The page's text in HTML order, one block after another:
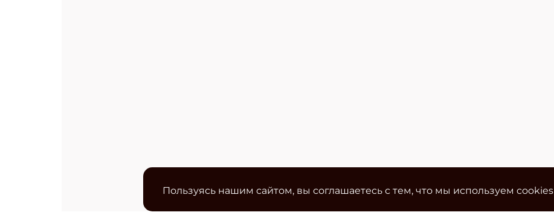
Пользуясь нашим сайтом, вы соглашаетесь с тем, что мы используем cookies